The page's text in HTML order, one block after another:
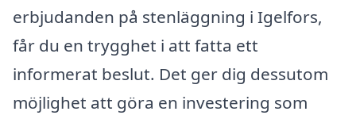
erbjudanden på stenläggning i Igelfors,
får du en trygghet i att fatta ett
informerat beslut. Det ger dig dessutom
möjlighet att göra en investering som